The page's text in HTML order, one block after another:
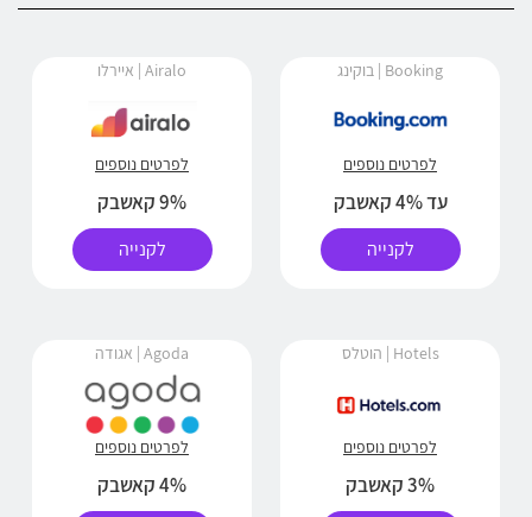
Booking | בוקינג
לפרטים נוספים
עד 4% קאשבק
לקנייה
Airalo | איירלו
לפרטים נוספים
9% קאשבק
לקנייה
Hotels | הוטלס
לפרטים נוספים
3% קאשבק
Agoda | אגודה
לפרטים נוספים
4% קאשבק